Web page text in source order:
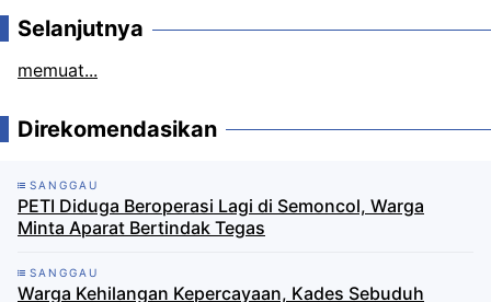
Selanjutnya
memuat...
Direkomendasikan
SANGGAU
PETI Diduga Beroperasi Lagi di Semoncol, Warga
Minta Aparat Bertindak Tegas
SANGGAU
Warga Kehilangan Kepercayaan, Kades Sebuduh